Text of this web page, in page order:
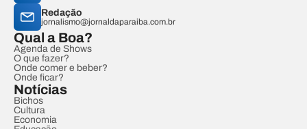
Redação
jornalismo@jornaldaparaiba.com.br
Qual a Boa?
Agenda de Shows
O que fazer?
Onde comer e beber?
Onde ficar?
Notícias
Bichos
Cultura
Economia